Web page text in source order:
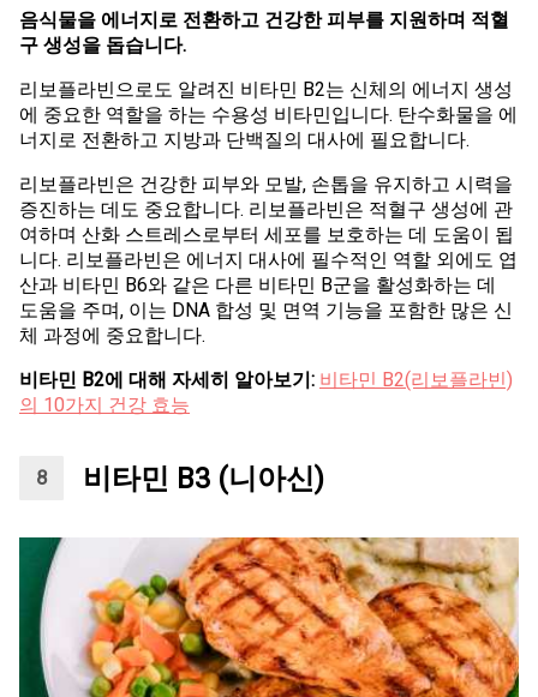
음식물을 에너지로 전환하고 건강한 피부를 지원하며 적혈
구 생성을 돕습니다.
리보플라빈으로도 알려진 비타민 B2는 신체의 에너지 생성
에 중요한 역할을 하는 수용성 비타민입니다. 탄수화물을 에
너지로 전환하고 지방과 단백질의 대사에 필요합니다.
리보플라빈은 건강한 피부와 모발, 손톱을 유지하고 시력을
증진하는 데도 중요합니다. 리보플라빈은 적혈구 생성에 관
여하며 산화 스트레스로부터 세포를 보호하는 데 도움이 됩
니다. 리보플라빈은 에너지 대사에 필수적인 역할 외에도 엽
산과 비타민 B6와 같은 다른 비타민 B군을 활성화하는 데
도움을 주며, 이는 DNA 합성 및 면역 기능을 포함한 많은 신
체 과정에 중요합니다.
비타민 B2에 대해 자세히 알아보기: 비타민 B2(리보플라빈)
의 10가지 건강 효능
비타민 B3 (니아신)